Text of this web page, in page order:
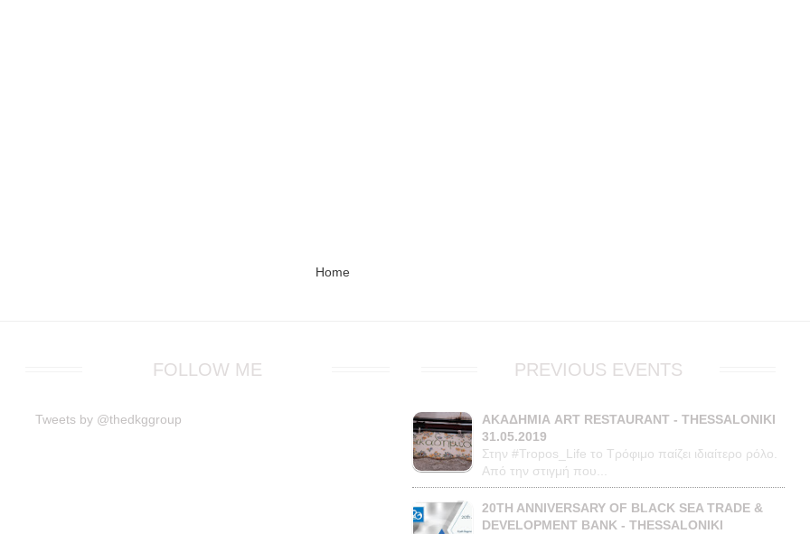
Home
FOLLOW ME
Tweets by @thedkggroup
PREVIOUS EVENTS
ΑΚΑΔΗΜΙΑ ART RESTAURANT - THESSALONIKI
31.05.2019
Στην #Tropos_Life το Τρόφιμο παίζει ιδιαίτερο ρόλο.
Από την στιγμή που...
20TH ANNIVERSARY OF BLACK SEA TRADE &
DEVELOPMENT BANK - THESSALONIKI